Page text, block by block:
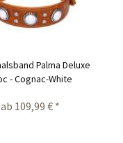
Palma Deluxe
- Cognac-White
ab 109,99 € *